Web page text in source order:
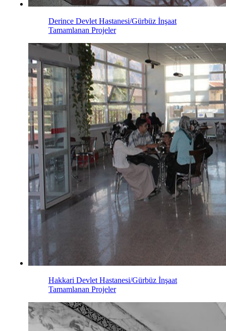
Derince Devlet Hastanesi/Gürbüz İnşaat
Tamamlanan Projeler
Hakkari Devlet Hastanesi/Gürbüz İnşaat
Tamamlanan Projeler